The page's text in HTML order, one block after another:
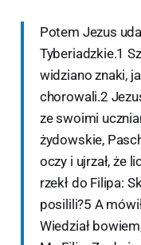
Potem Jezus
Tyberiadzkie.1
widziano znaki,
chorowali.2
ze swoimi
żydowskie,
oczy i ujrzał, że
rzekł do Filipa:
posilili?5 A
Wiedział